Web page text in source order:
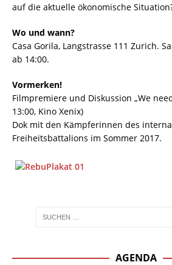
auf die aktuelle ökonomische
Wo und wann?
Casa Gorila, Langstrasse 111 Zurich.
ab 14:00.
Vormerken!
Filmpremiere und Diskussion „We
13:00, Kino Xenix)
Dok mit den Kämpferinnen des
Freiheitsbattalions im Sommer 2017.
AGENDA